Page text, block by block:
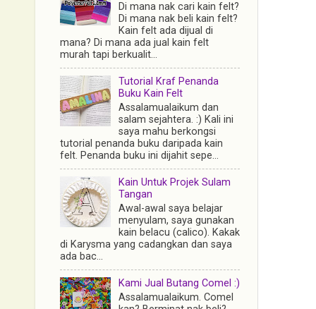
Di mana nak cari kain felt?
Di mana nak beli kain felt?
Kain felt ada dijual di
mana? Di mana ada jual kain felt
murah tapi berkualit...
Tutorial Kraf Penanda
Buku Kain Felt
Assalamualaikum dan
salam sejahtera. :) Kali ini
saya mahu berkongsi
tutorial penanda buku daripada kain
felt. Penanda buku ini dijahit sepe...
Kain Untuk Projek Sulam
Tangan
Awal-awal saya belajar
menyulam, saya gunakan
kain belacu (calico). Kakak
di Karysma yang cadangkan dan saya
ada bac...
Kami Jual Butang Comel :)
Assalamualaikum. Comel